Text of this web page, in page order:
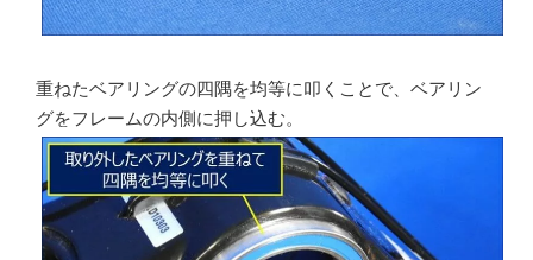
重ねたベアリングの四隅を均等に叩くことで、ベアリン
グをフレームの内側に押し込む。